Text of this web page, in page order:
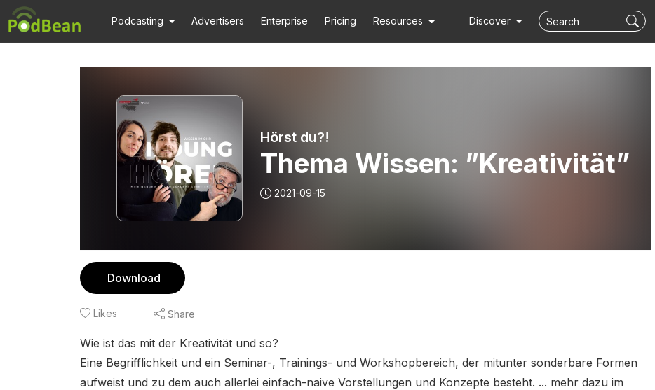
Podcasting Advertisers Enterprise Pricing Resources Discover
Hörst du?!
Thema Wissen: ”Kreativität”
2021-09-15
Download
Likes Share
Wie ist das mit der Kreativität und so?
Eine Begrifflichkeit und ein Seminar-, Trainings- und Workshopbereich, der mitunter sonderbare Formen
aufweist und zu dem auch allerlei einfach-naive Vorstellungen und Konzepte besteht. ... mehr dazu im